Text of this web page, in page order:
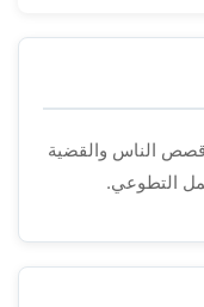
قصص الناس والقضية
التطوعي.